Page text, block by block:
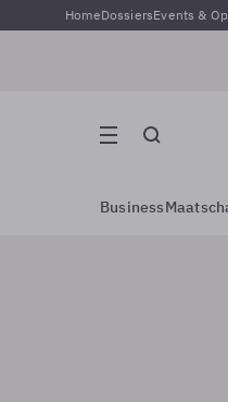
HomeDossiersEvents &
Business